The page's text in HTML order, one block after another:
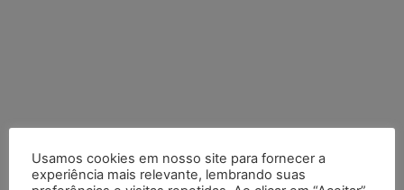
Usamos cookies em nosso site para fornecer a
experiência mais relevante, lembrando suas